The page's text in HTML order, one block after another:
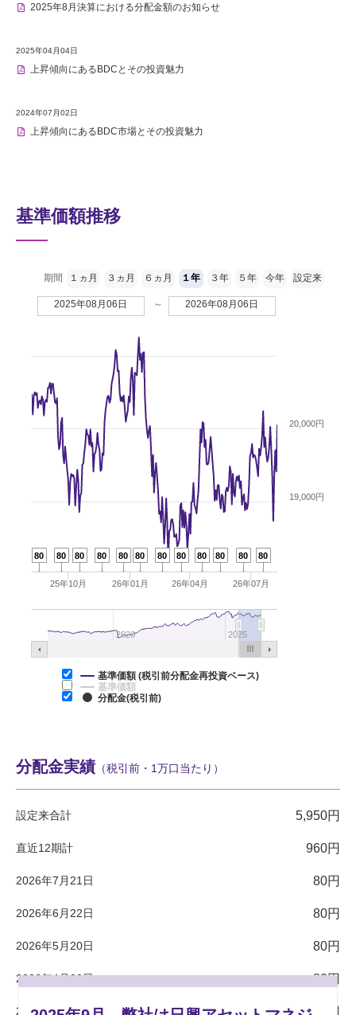
2025年8月決算における分配金額のお知らせ
2025年04月04日
上昇傾向にあるBDCとその投資魅力
2024年07月02日
上昇傾向にあるBDC市場とその投資魅力
基準価額推移
80
80
80
80
80
80
80
80
80
80
80
80
26年01月 26年07月
25年10月 26年04月
2020 2025
19,000円
20,000円
期間 １ヵ月 ３ヵ月 ６ヵ月 １年 ３年 ５年 今年 設定来
2025年08月06日 ～ 2026年08月06日
基準価額 (税引前分配金再投資ベース)
基準価額
分配金(税引前)
分配金実績（税引前・1万口当たり）
設定来合計 5,950円
直近12期計 960円
2026年7月21日 80円
2026年6月22日 80円
2026年5月20日 80円
2026年4月20日 80円
2026年3月23日